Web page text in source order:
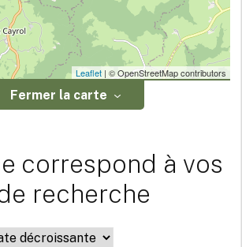
Leaflet | © OpenStreetMap contributors
Fermer la carte
correspond à vos
recherche